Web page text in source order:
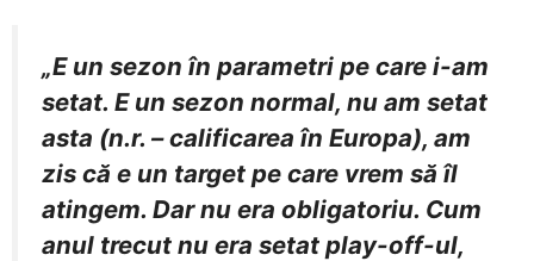
„E un sezon în parametri pe care i-am
setat. E un sezon normal, nu am setat
asta (n.r. – calificarea în Europa), am
zis că e un target pe care vrem să îl
atingem. Dar nu era obligatoriu. Cum
anul trecut nu era setat play-off-ul,